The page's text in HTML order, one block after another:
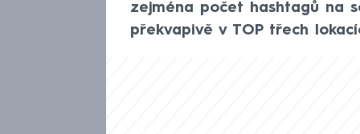
zejména počet hashtagů na
překvapivě v TOP třech